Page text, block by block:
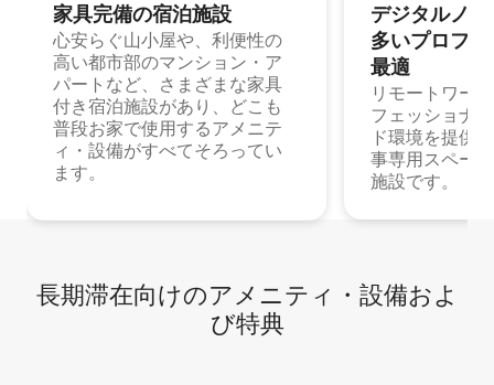
家具完備の宿⁠泊⁠施⁠設
心安らぐ山小屋や、利便性の
高い都市部のマンション・ア
パートなど、さまざまな家具
付き宿泊施設があり、どこも
普段お家で使用するアメニテ
ィ・設備がすべてそろってい
ます。
デジタルノ
多⁠いプ⁠ロ⁠フ⁠
最⁠適
リモートワー
フェッショナ
ド環境を提供
事専用スペー
施設です。
長期滞在向け⁠のア⁠メ⁠ニ⁠テ⁠ィ⁠・設⁠備⁠およ
び特⁠典